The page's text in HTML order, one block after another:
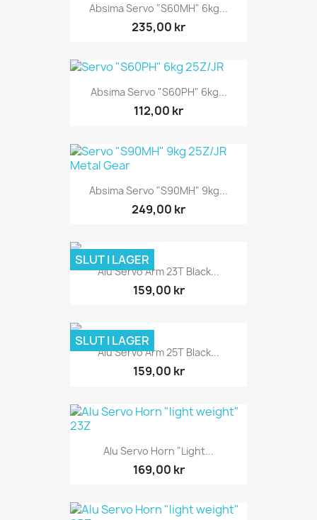
Absima Servo "S60MH" 6kg...
235,00 kr
Absima Servo "S60PH" 6kg...
112,00 kr
Absima Servo "S90MH" 9kg...
249,00 kr
Alu Servo Arm 23T Black...
159,00 kr
SLUT I LAGER
Alu Servo Arm 25T Black...
159,00 kr
SLUT I LAGER
Alu Servo Horn "light...
169,00 kr